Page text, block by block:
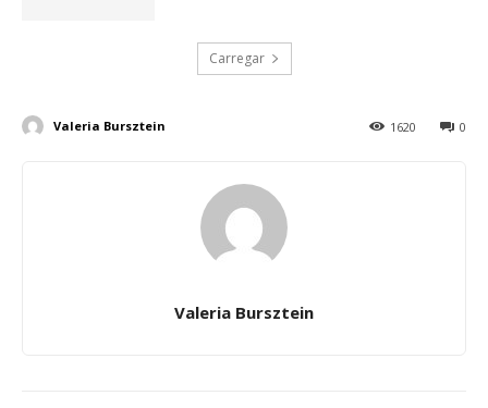
Carregar
Valeria Bursztein 0
1620
Valeria Bursztein